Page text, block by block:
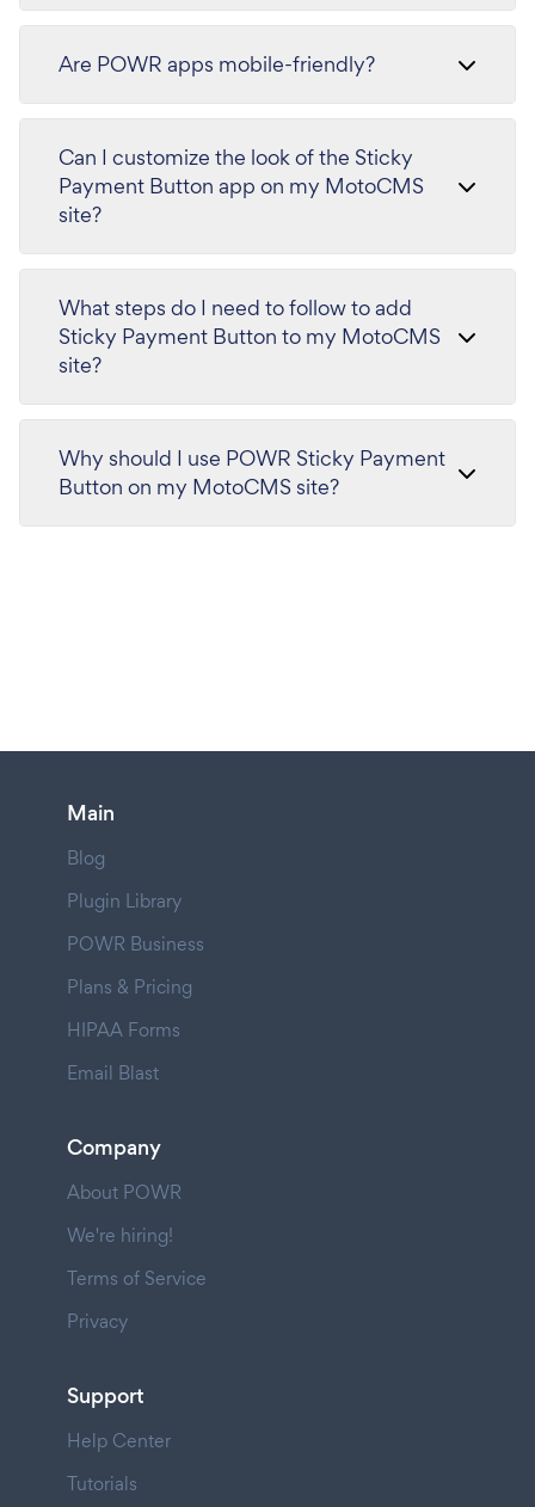
Are POWR apps mobile-friendly?
Can I customize the look of the Sticky
Payment Button app on my MotoCMS
site?
What steps do I need to follow to add
Sticky Payment Button to my MotoCMS
site?
Why should I use POWR Sticky Payment
Button on my MotoCMS site?
Main
Blog
Plugin Library
POWR Business
Plans & Pricing
HIPAA Forms
Email Blast
Company
About POWR
We're hiring!
Terms of Service
Privacy
Support
Help Center
Tutorials